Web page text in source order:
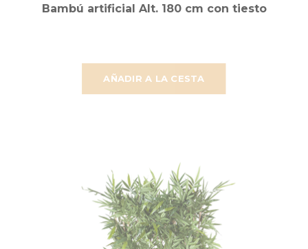
AÑADIR A LA CESTA
Bambú artificial Alt. 180 cm con tiesto